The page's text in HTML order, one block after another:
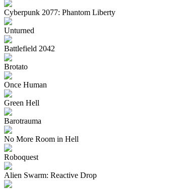
Cyberpunk 2077: Phantom Liberty
Unturned
Battlefield 2042
Brotato
Once Human
Green Hell
Barotrauma
No More Room in Hell
Roboquest
Alien Swarm: Reactive Drop